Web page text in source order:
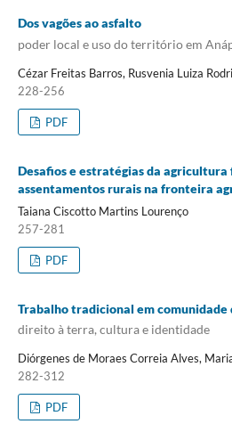
Dos vagões ao asfalto
poder local e uso do território em
Cézar Freitas Barros, Rusvenia Luiza
228-256
PDF
Desafios e estratégias da agricultura
assentamentos rurais na fronteira
Taiana Ciscotto Martins Lourenço
257-281
PDF
Trabalho tradicional em comunidade
direito à terra, cultura e identidade
Diórgenes de Moraes Correia Alves,
282-312
PDF